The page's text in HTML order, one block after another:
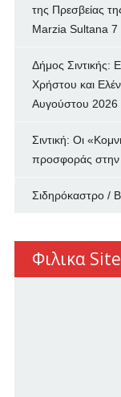
της Πρεσβείας
Marzia Sultana 7
Δήμος
Χρήστου και
Αυγούστου 2026
Σιντική: Οι
προσφοράς
Σιδηρόκαστρο /
Φιλικα